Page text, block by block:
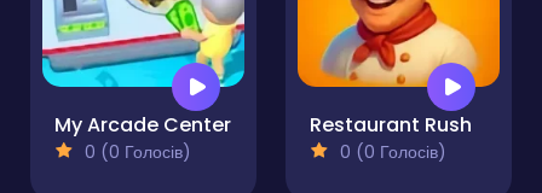
My Arcade Center
0 (0 Голосів)
Restaurant Rush
0 (0 Голосів)